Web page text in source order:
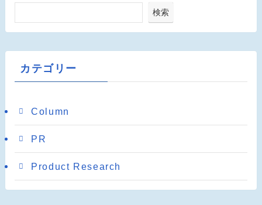
検索
カテゴリー
Column
PR
Product Research